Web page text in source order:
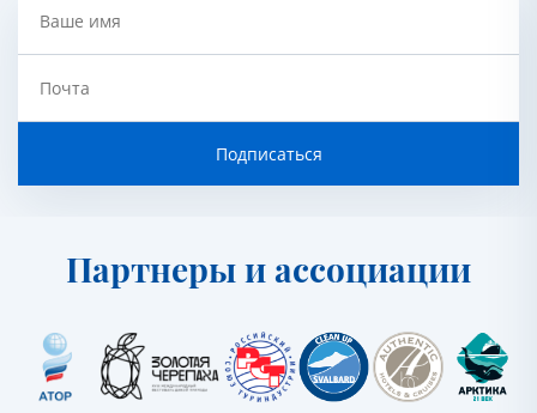
Ваше имя
Почта
Подписаться
Партнеры и ассоциации